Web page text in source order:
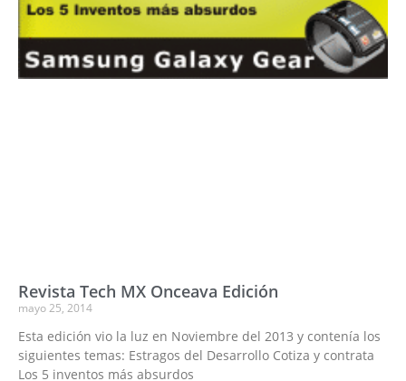
Revista Tech MX Onceava Edición
mayo 25, 2014
Esta edición vio la luz en Noviembre del 2013 y contenía los
siguientes temas: Estragos del Desarrollo Cotiza y contrata
Los 5 inventos más absurdos